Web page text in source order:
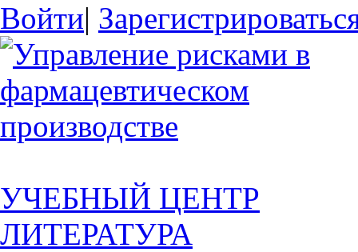
Войти|
УЧЕБНЫЙ ЦЕНТР
ЛИТЕРАТУРА